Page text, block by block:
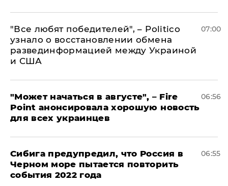
​"Все любят победителей", – Politico
узнало о восстановлении обмена
развединформацией между Украиной
и США
07:00
"Может начаться в августе", – Fire
Point анонсировала хорошую новость
для всех украинцев
06:56
Сибига предупредил, что Россия в
Черном море пытается повторить
события 2022 года
06:55